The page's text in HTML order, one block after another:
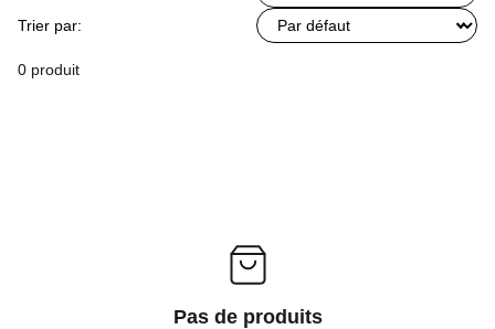
Trier par:
0 produit
Pas de produits